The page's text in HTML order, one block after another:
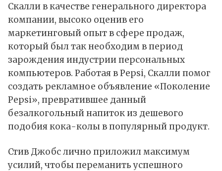
Скалли в качестве генерального директора
компании, высоко оценив его
маркетинговый опыт в сфере продаж,
который был так необходим в период
зарождения индустрии персональных
компьютеров. Работая в Pepsi, Скалли помог
создать рекламное объявление «Поколение
Pepsi», превратившее данный
безалкогольный напиток из дешевого
подобия кока-колы в популярный продукт.
Стив Джобс лично приложил максимум
усилий, чтобы переманить успешного